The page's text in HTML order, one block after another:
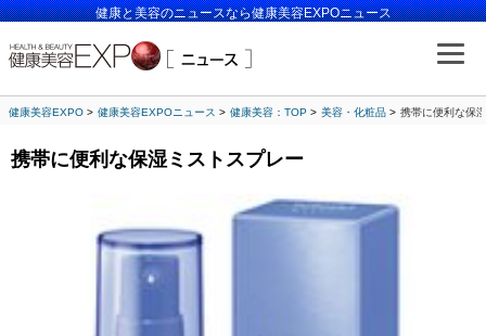
健康と美容のニュースなら健康美容EXPOニュース
健康美容EXPO 健康美容EXPOニュース 健康美容：TOP 美容・化粧品 携帯に便利な保
携帯に便利な保湿ミストスプレー